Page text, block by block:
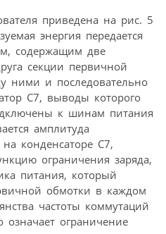
приведена на рис. 5
энергия передается
содержащим две
секции первичной
ними и последовательно
C7, выводы которого
к шинам питания
амплитуда
конденсаторе C7,
ограничения заряда,
питания, который
обмотки в каждом
частоты коммутаций
означает ограничение